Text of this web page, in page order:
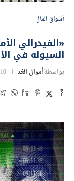
أسواق المال
«الفيدرالي
السيولة في
بواسطةأموال الغد 10 مايو 2022 | 12:03 ص